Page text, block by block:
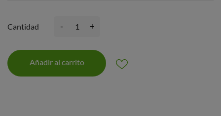
Cantidad - +
Añadir al carrito